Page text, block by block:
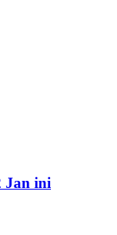
Jan ini